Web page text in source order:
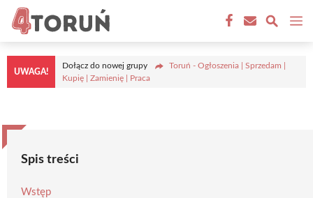
Przejdź
treści
UWAGA!
Dołącz do nowej grupy
Toruń - Ogłoszenia | Sprzedam |
Kupię | Zamienię | Praca
Spis treści
Wstęp